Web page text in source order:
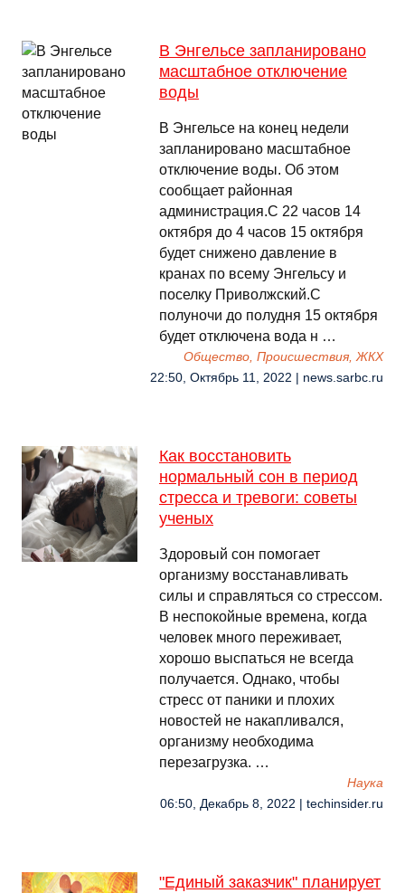
В Энгельсе запланировано
масштабное отключение
воды
В Энгельсе на конец недели
запланировано масштабное
отключение воды. Об этом
сообщает районная
администрация.С 22 часов 14
октября до 4 часов 15 октября
будет снижено давление в
кранах по всему Энгельсу и
поселку Приволжский.С
полуночи до полудня 15 октября
будет отключена вода н …
Общество, Происшествия, ЖКХ
22:50, Октябрь 11, 2022 | news.sarbc.ru
Как восстановить
нормальный сон в период
стресса и тревоги: советы
ученых
Здоровый сон помогает
организму восстанавливать
силы и справляться со стрессом.
В неспокойные времена, когда
человек много переживает,
хорошо выспаться не всегда
получается. Однако, чтобы
стресс от паники и плохих
новостей не накапливался,
организму необходима
перезагрузка. …
Наука
06:50, Декабрь 8, 2022 | techinsider.ru
"Единый заказчик" планирует